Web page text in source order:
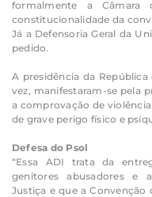
formalmente a Câmara
constitucionalidade da
Já a Defensoria Geral da
pedido.
A presidência da
vez, manifestaram-se pela
a comprovação de
de grave perigo físico e
Defesa do Psol
“Essa ADI trata da
genitores abusadores e
Justiça e que a Convenção